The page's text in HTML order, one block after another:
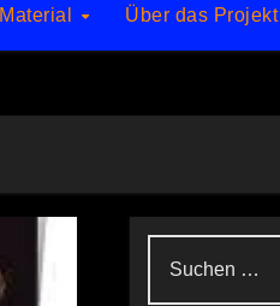
Material Über das Projekt